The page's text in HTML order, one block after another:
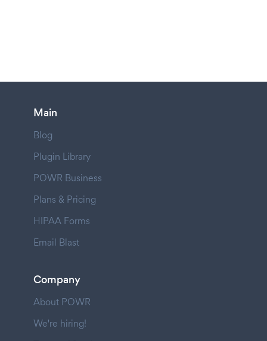
Main
Blog
Plugin Library
POWR Business
Plans & Pricing
HIPAA Forms
Email Blast
Company
About POWR
We're hiring!